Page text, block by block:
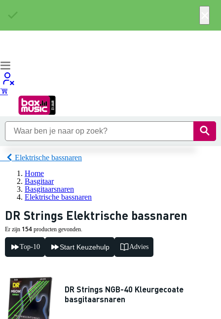
Elektrische bassnaren
Home
Basgitaar
Basgitaarsnaren
Elektrische bassnaren
DR Strings Elektrische bassnaren
Er zijn 154 producten gevonden.
Top-10 Start Keuzehulp Advies
DR Strings NGB-40 Kleurgecoate
basgitaarsnaren